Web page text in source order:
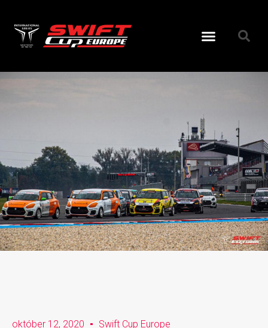
október 12, 2020 Swift Cup Europe